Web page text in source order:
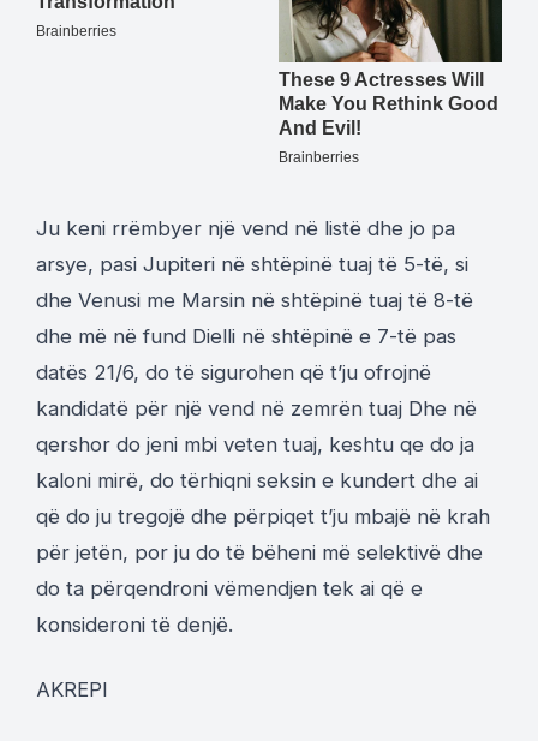
Ju keni rrëmbyer një vend në listë dhe jo pa
arsye, pasi Jupiteri në shtëpinë tuaj të 5-të, si
dhe Venusi me Marsin në shtëpinë tuaj të 8-të
dhe më në fund Dielli në shtëpinë e 7-të pas
datës 21/6, do të sigurohen që t’ju ofrojnë
kandidatë për një vend në zemrën tuaj Dhe në
qershor do jeni mbi veten tuaj, keshtu qe do ja
kaloni mirë, do tërhiqni seksin e kundert dhe ai
që do ju tregojë dhe përpiqet t’ju mbajë në krah
për jetën, por ju do të bëheni më selektivë dhe
do ta përqendroni vëmendjen tek ai që e
konsideroni të denjë.
AKREPI